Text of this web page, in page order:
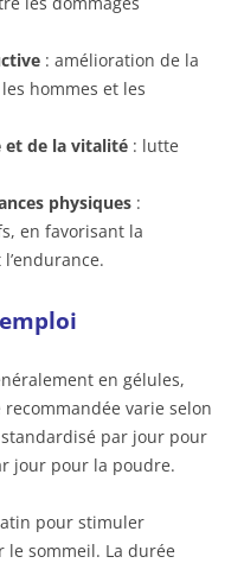
: amélioration de la
hommes et les
et de la vitalité : lutte
physiques :
en favorisant la
en gélules,
varie selon
standardisé par jour pour
jour pour la poudre.
pour stimuler
le sommeil. La durée